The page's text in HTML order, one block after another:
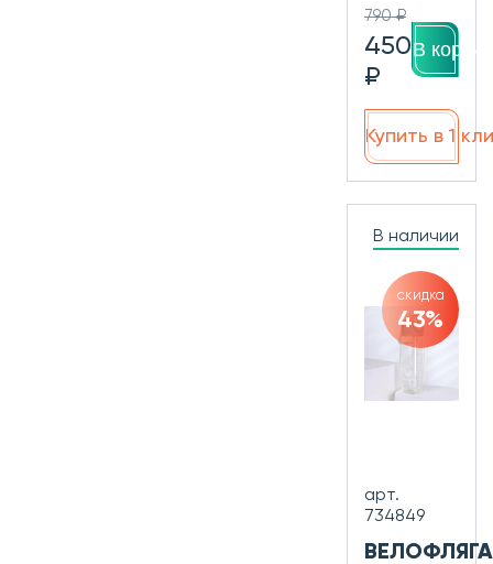
790 ₽
450
₽
В
Купить в 1
В наличии
скидка
43%
арт.
734849
ВЕЛОФЛЯГА